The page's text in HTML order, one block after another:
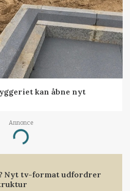
kan åbne nyt
Annonce
Loading...
Nyt tv-format udfordrer